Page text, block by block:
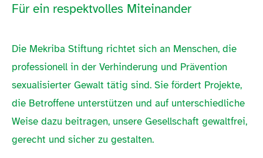
Für ein respektvolles Miteinander
Die Mekriba Stiftung richtet sich an Menschen, die
professionell in der Verhinderung und Prävention
sexualisierter Gewalt tätig sind. Sie fördert Projekte,
die Betroffene unterstützen und auf unterschiedliche
Weise dazu beitragen, unsere Gesellschaft gewaltfrei,
gerecht und sicher zu gestalten.